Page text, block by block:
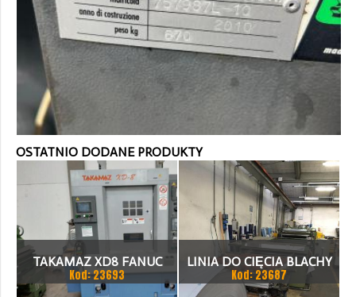
OSTATNIO DODANE PRODUKTY
TAKAMAZ XD8 FANUC
21ITA TOKARKA CNC
Kod: 23693
LINIA DO CIĘCIA BLACHY
1.500 X 1,5 (2,5) MM
Kod: 23687